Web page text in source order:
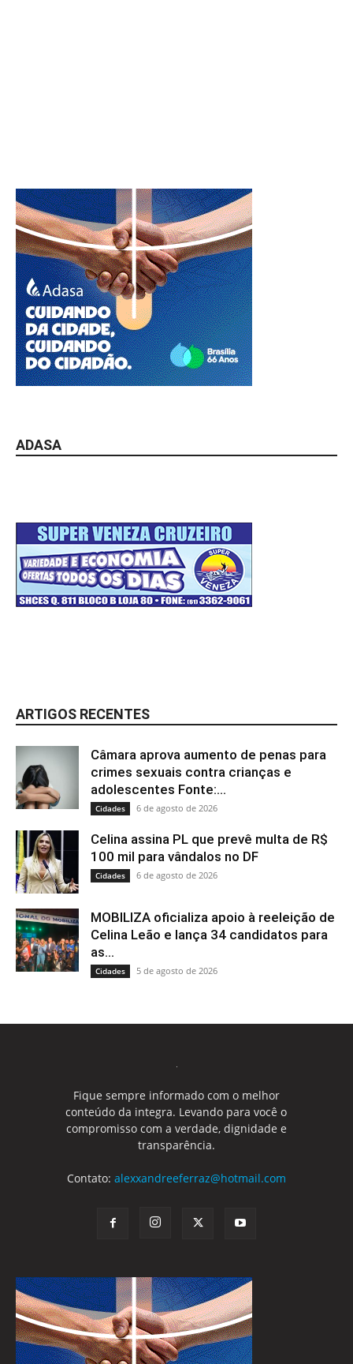
ADASA
ARTIGOS RECENTES
Câmara aprova aumento de penas para
crimes sexuais contra crianças e
adolescentes Fonte:...
Cidades 6 de agosto de 2026
Celina assina PL que prevê multa de R$
100 mil para vândalos no DF
Cidades 6 de agosto de 2026
MOBILIZA oficializa apoio à reeleição de
Celina Leão e lança 34 candidatos para
as...
Cidades 5 de agosto de 2026
Fique sempre informado com o melhor
conteúdo da integra. Levando para você o
compromisso com a verdade, dignidade e
transparência.
Contato: alexxandreeferraz@hotmail.com